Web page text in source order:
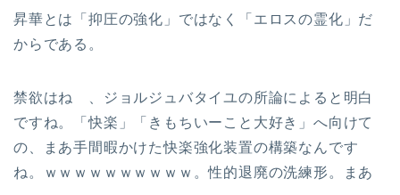
昇華とは「抑圧の強化」ではなく「エロスの霊化」だ
からである。
禁欲はね 、ジョルジュバタイユの所論によると明白
ですね。「快楽」「きもちいーこと大好き」へ向けて
の、まあ手間暇かけた快楽強化装置の構築なんです
ね。ｗｗｗｗｗｗｗｗｗｗ。性的退廃の洗練形。まあ